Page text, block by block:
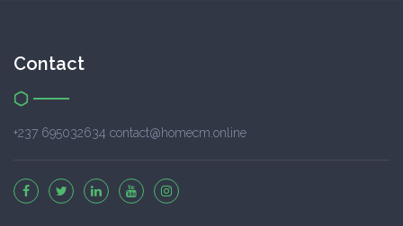
Contact
+237 695032634 contact@homecm.online